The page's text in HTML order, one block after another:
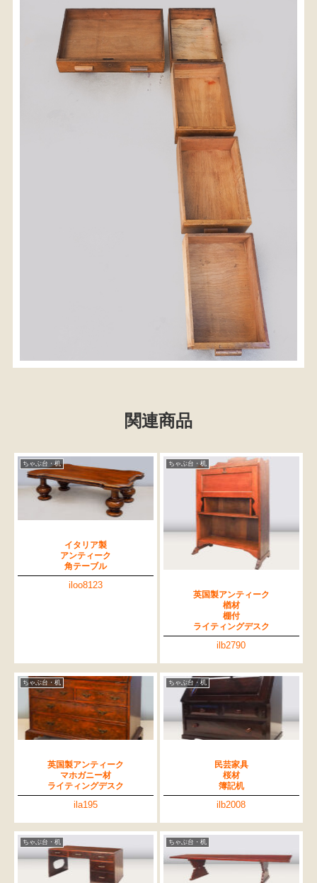
関連商品
ちゃぶ台・机
イタリア製
アンティーク
角テーブル
iloo8123
ちゃぶ台・机
英国製アンティーク
楢材
棚付
ライティングデスク
ilb2790
ちゃぶ台・机
英国製アンティーク
マホガニー材
ライティングデスク
ila195
ちゃぶ台・机
民芸家具
桜材
簿記机
ilb2008
ちゃぶ台・机 ちゃぶ台・机